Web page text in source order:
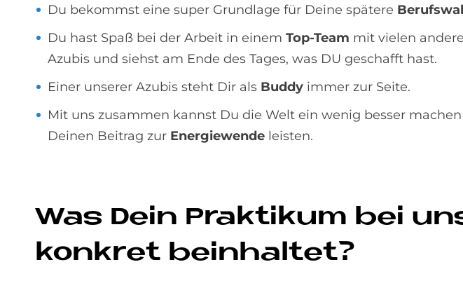
Du bekommst eine super Grundlage für Deine spätere
Du hast Spaß bei der Arbeit in einem Top-Team mit vielen
Azubis und siehst am Ende des Tages, was DU geschafft hast.
Einer unserer Azubis steht Dir als Buddy immer zur Seite.
Mit uns zusammen kannst Du die Welt ein wenig besser
Deinen Beitrag zur Energiewende leisten.
Was Dein Prak­ti­kum bei
kon­kret be­inhal­tet?